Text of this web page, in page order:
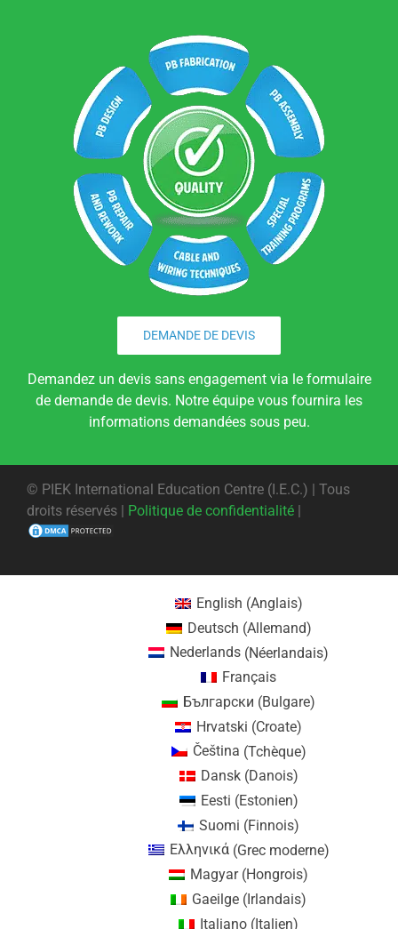
DEMANDE DE DEVIS
Demandez un devis sans engagement via le formulaire
de demande de devis. Notre équipe vous fournira les
informations demandées sous peu.
© PIEK International Education Centre (I.E.C.) | Tous
droits réservés | Politique de confidentialité|
English (Anglais)
Deutsch (Allemand)
Nederlands (Néerlandais)
Français
Български (Bulgare)
Hrvatski (Croate)
Čeština (Tchèque)
Dansk(Danois)
Eesti (Estonien)
Suomi (Finnois)
Ελληνικά(Grec moderne)
Magyar(Hongrois)
Gaeilge (Irlandais)
Italiano (Italien)